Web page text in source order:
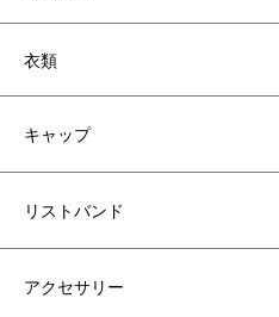
衣類
キャップ
リストバンド
アクセサリー